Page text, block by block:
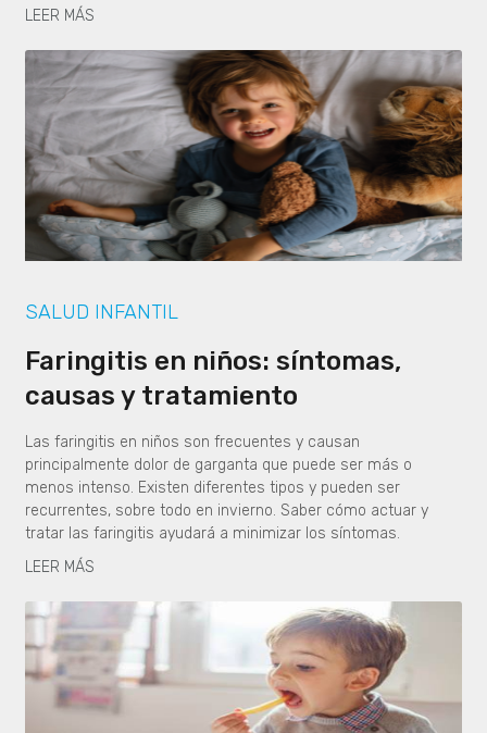
LEER MÁS
SALUD INFANTIL
Faringitis en niños: síntomas,
causas y tratamiento
Las faringitis en niños son frecuentes y causan
principalmente dolor de garganta que puede ser más o
menos intenso. Existen diferentes tipos y pueden ser
recurrentes, sobre todo en invierno. Saber cómo actuar y
tratar las faringitis ayudará a minimizar los síntomas.
LEER MÁS